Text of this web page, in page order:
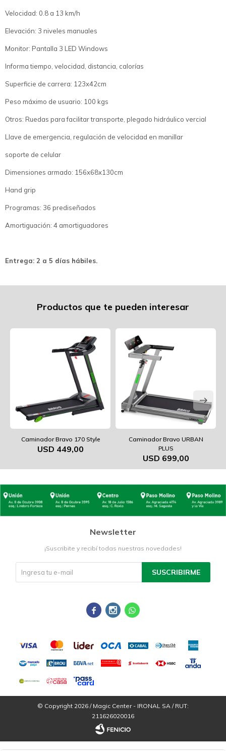
Velocidad: 0.8 a 13 km/h
Elevación: 3 niveles manuales
Monitor: Pantalla 3 LED Windows
Informa tiempo, velocidad, distancia, calorías
Superficie de carrera: 123x42cm
Peso máximo de usuario: 100 kgs
Otros: Ruedas para facilitar transporte, plegado hidráulico vercial
Llave de emergencia, regulación de velocidad en manillar
soporte de celular
Dimensiones armado: 156x68x130cm
Hand grip
Programas: 36 prediseñados
Amortiguación: 4 amortiguadores
Entrega: 2 a 5 días hábiles.
Productos que te pueden interesar
Caminador Bravo 170 Style
USD 449,00
Caminador Bravo URBAN
PLUS
USD 699,00
Newsletter
¡Suscribite y recibí todas nuestras novedades!
SUSCRIBIRME
  
© Copyright 2026 / Magic Center - IRONAL SA / RUT:
211626020016